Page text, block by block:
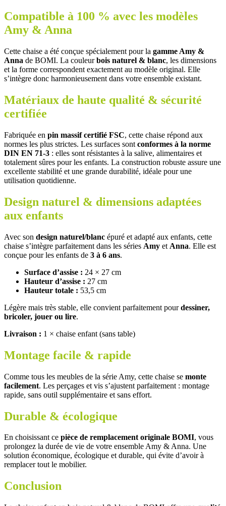
Compatible à 100 % avec les modèles
Amy & Anna
Cette chaise a été conçue spécialement pour la gamme Amy &
Anna de BOMI. La couleurbois naturel & blanc, les dimensions
et la forme correspondent exactement au modèle original. Elle
s’intègre donc harmonieusement dans votre ensemble existant.
Matériaux de haute qualité & sécurité
certifiée
Fabriquée en pin massif certifié FSC, cette chaise répond aux
normes les plus strictes. Les surfaces sont conformes à la norme
DIN EN 71-3 : elles sont résistantes à la salive, alimentaires et
totalement sûres pour les enfants. La construction robuste assure une
excellente stabilité et une grande durabilité, idéale pour une
utilisation quotidienne.
Design naturel & dimensions adaptées
aux enfants
Avec son design naturel/blanc épuré et adapté aux enfants, cette
chaise s’intègre parfaitement dans les séries Amy et Anna. Elle est
conçue pour les enfants de 3 à 6 ans.
Surface d’assise : 24 × 27 cm
Hauteur d’assise : 27 cm
Hauteur totale : 53,5 cm
Légère mais très stable, elle convient parfaitement pourdessiner,
bricoler, jouer ou lire.
Livraison : 1 × chaise enfant (sans table)
Montage facile & rapide
Comme tous les meubles de la série Amy, cette chaise se monte
facilement. Les perçages et vis s’ajustent parfaitement : montage
rapide, sans outil supplémentaire et sans effort.
Durable & écologique
En choisissant ce pièce de remplacement originale BOMI, vous
prolongez la durée de vie de votre ensemble Amy & Anna. Une
solution économique, écologique et durable, qui évite d’avoir à
remplacer tout le mobilier.
Conclusion